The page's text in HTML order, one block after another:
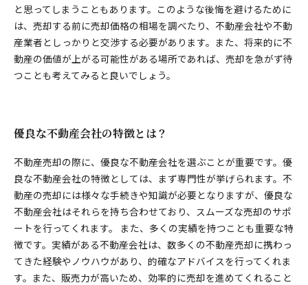
と思ってしまうこともあります。このような後悔を避けるために
は、売却する前に売却価格の相場を調べたり、不動産会社や不動
産業者としっかりと交渉する必要があります。また、将来的に不
動産の価値が上がる可能性がある場所であれば、売却を急がず待
つことも考えてみると良いでしょう。
優良な不動産会社の特徴とは？
不動産売却の際に、優良な不動産会社を選ぶことが重要です。優
良な不動産会社の特徴としては、まず専門性が挙げられます。不
動産の売却には様々な手続きや知識が必要となりますが、優良な
不動産会社はそれらを持ち合わせており、スムーズな売却のサポ
ートを行ってくれます。 また、多くの実績を持つことも重要な特
徴です。実績がある不動産会社は、数多くの不動産売却に携わっ
てきた経験やノウハウがあり、的確なアドバイスを行ってくれま
す。また、販売力が高いため、効率的に売却を進めてくれること